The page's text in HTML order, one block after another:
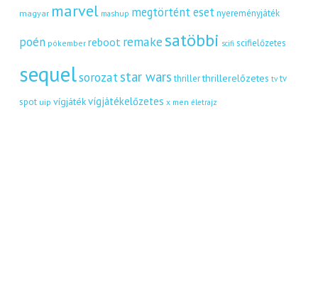
magyar marvel mashup megtörtént eset nyereményjáték
poén pókember reboot remakesatöbbi scifi scifielőzetes
sequelsorozatstar wars thriller thrillerelőzetes tv tv
spot uip vígjátékvígjátékelőzetes x men életrajz